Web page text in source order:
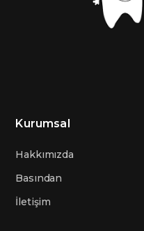
Kurumsal
Hakkımızda
Basından
İletişim